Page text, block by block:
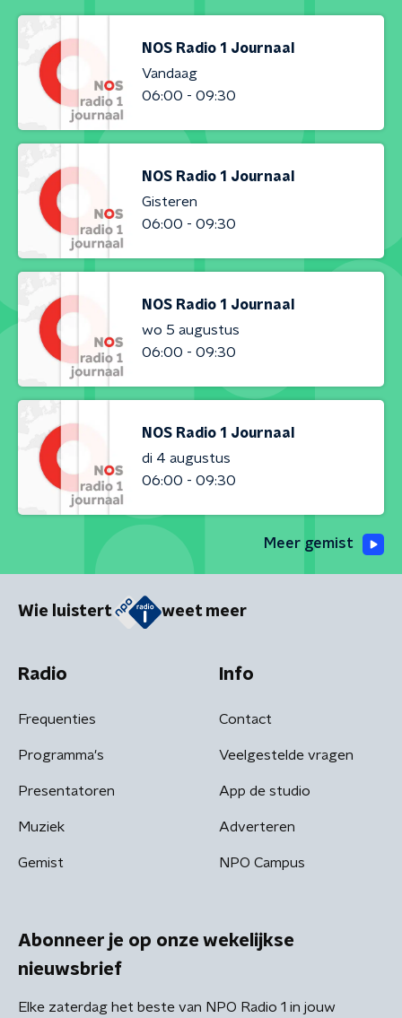
NOS Radio 1 Journaal
Vandaag
06:00 - 09:30
NOS Radio 1 Journaal
Gisteren
06:00 - 09:30
NOS Radio 1 Journaal
wo 5 augustus
06:00 - 09:30
NOS Radio 1 Journaal
di 4 augustus
06:00 - 09:30
Meer gemist
Wie luistert weet meer
Radio
Frequenties
Programma's
Presentatoren
Muziek
Gemist
Info
Contact
Veelgestelde vragen
App de studio
Adverteren
NPO Campus
Abonneer je op onze wekelijkse
nieuwsbrief
Elke zaterdag het beste van NPO Radio 1 in jouw